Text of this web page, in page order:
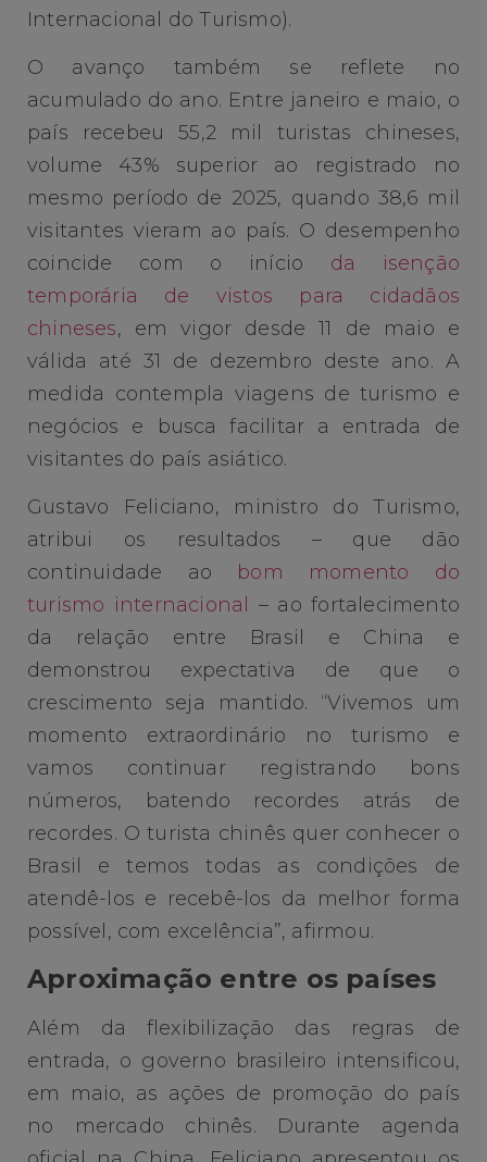
Internacional do Turismo).
O avanço também se reflete no
acumulado do ano. Entre janeiro e maio, o
país recebeu 55,2 mil turistas chineses,
volume 43% superior ao registrado no
mesmo período de 2025, quando 38,6 mil
visitantes vieram ao país. O desempenho
coincide com o início da isenção
temporária de vistos para cidadãos
chineses, em vigor desde 11 de maio e
válida até 31 de dezembro deste ano. A
medida contempla viagens de turismo e
negócios e busca facilitar a entrada de
visitantes do país asiático.
Gustavo Feliciano, ministro do Turismo,
atribui os resultados – que dão
continuidade ao bom momento do
turismo internacional – ao fortalecimento
da relação entre Brasil e China e
demonstrou expectativa de que o
crescimento seja mantido. “Vivemos um
momento extraordinário no turismo e
vamos continuar registrando bons
números, batendo recordes atrás de
recordes. O turista chinês quer conhecer o
Brasil e temos todas as condições de
atendê-los e recebê-los da melhor forma
possível, com excelência”, afirmou.
Aproximação entre os países
Além da flexibilização das regras de
entrada, o governo brasileiro intensificou,
em maio, as ações de promoção do país
no mercado chinês. Durante agenda